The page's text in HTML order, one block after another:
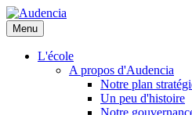
Aller
au
contenu
principal
Menu
L'école
A propos d'Audencia
Notre plan
Un peu d'histoire
Notre